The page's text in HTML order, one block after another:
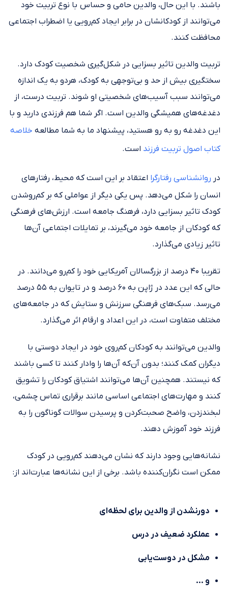
باشند. با این حال، والدین حامی و حساس با نوع تربیت خود
می‌توانند از کودکانشان در برابر ایجاد کم‌رویی یا اضطراب اجتماعی
محافظت کنند.
تربیت والدین تاثیر بسزایی در شکل‌گیری شخصیت کودک دارد.
سختگیری بیش از حد و بی‌توجهی به کودک، هردو به یک اندازه
می‌توانند سبب آسیب‌های شخصیتی او شوند. تربیت درست، از
دغدغه‌های همیشگی والدین است. اگر شما هم فرزندی دارید و با
این دغدغه رو به رو هستید، پیشنهاد ما به شما مطالعه خلاصه
کتاب اصول تربیت فرزند است.
در روانشناسی رفتارگرا اعتقاد بر این است که محیط، رفتارهای
انسان را شکل می‌دهد. پس یکی دیگر از عواملی که بر کم‌رو‌شدن
کودک تاثیر بسزایی دارد، فرهنگ جامعه است. ارزش‌های فرهنگی
که کودکان از جامعه‌ خود می‌گیرند، بر تمایلات اجتماعی آن‌ها
تاثیر زیادی می‌گذارد.
تقریبا ۴۰ درصد از بزرگسالان آمریکایی خود را کم‌رو می‌دانند. در
حالی که این عدد در ژاپن به ۶۰ درصد و در تایوان به ۵۵ درصد
می‌رسد. سبک‌های فرهنگی سرزنش و ستایش که در جامعه‌های
مختلف متفاوت است، در این اعداد و ارقام اثر می‌گذارد.
والدین می‌توانند به کودکان کم‌روی خود در ایجاد دوستی با
دیگران کمک کنند؛ بدون آن‌که آن‌ها را وادار کنند تا کسی باشند
که نیستند. همچنین آن‌ها می‌توانند اشتیاق کودکان را تشویق
کنند و مهارت‌های اجتماعی اساسی مانند برقراری تماس چشمی،
لبخندزدن، واضح صحبت‌کردن و پرسیدن سوالات گوناگون را به
فرزند خود آموزش دهند.
نشانه‌هایی وجود دارند که نشان می‌دهند کم‌رویی در کودک
ممکن است نگران‌کننده باشد. برخی از این نشانه‌ها عبارت‌اند از:
دورنشدن از والدین برای لحظه‌ای
عملکرد ضعیف در درس
مشکل در دوست‌یابی
و …